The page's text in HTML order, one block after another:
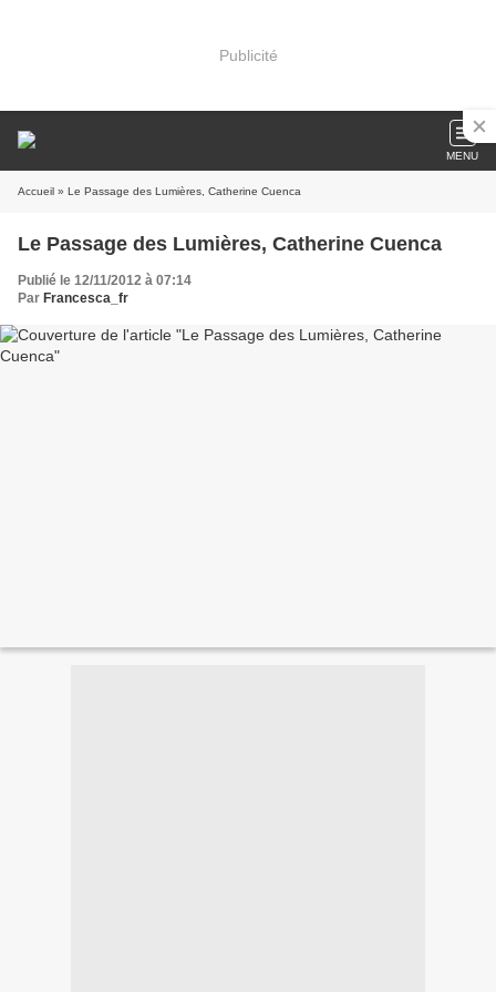
Publicité
MENU
Accueil » Le Passage des Lumières, Catherine Cuenca
Le Passage des Lumières, Catherine Cuenca
Publié le 12/11/2012 à 07:14
Par Francesca_fr